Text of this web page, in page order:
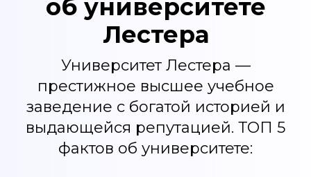
об университете
Лестера
Университет Лестера —
престижное высшее учебное
заведение с богатой историей и
выдающейся репутацией. ТОП 5
фактов об университете: